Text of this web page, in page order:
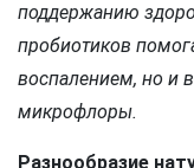
поддержанию
пробиотиков
воспалением, но и
микрофлоры.
Разнообразие